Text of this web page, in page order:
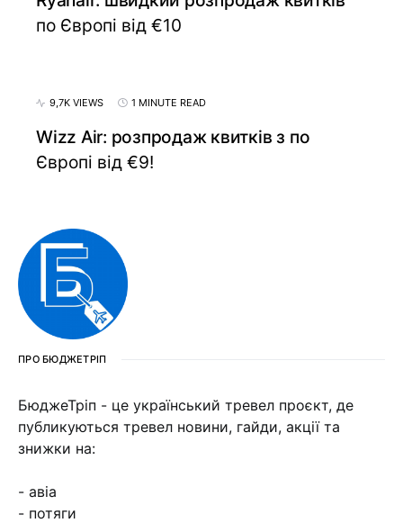
по Європі від €10
9,7K VIEWS 1 MINUTE READ
Wizz Air: розпродаж квитків з по
Європі від €9!
ПРО БЮДЖЕТРІП
БюджеТріп - це український тревел проєкт, де
публикуються тревел новини, гайди, акції та
знижки на:
- авіа
- потяги